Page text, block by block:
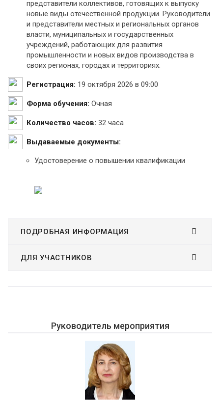
представители коллективов, готовящих к выпуску
новые виды отечественной продукции. Руководители
и представители местных и региональных органов
власти, муниципальных и государственных
учреждений, работающих для развития
промышленности и новых видов производства в
своих регионах, городах и территориях.
Регистрация: 19 октября 2026 в 09:00
Форма обучения: Очная
Количество часов: 32 часа
Выдаваемые документы:
Удостоверение о повышении квалификации
ПОДРОБНАЯ ИНФОРМАЦИЯ
ДЛЯ УЧАСТНИКОВ
Руководитель мероприятия